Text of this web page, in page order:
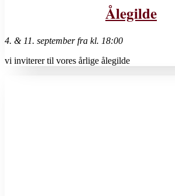
Ålegilde
4. & 11. september fra kl. 18:00
vi inviterer til vores årlige ålegilde